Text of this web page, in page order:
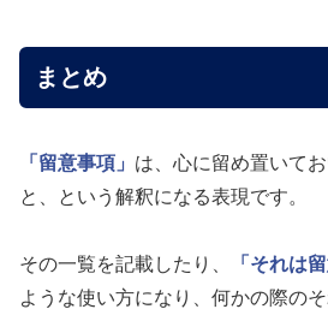
まとめ
「留意事項」 は、心に留め置いて
と、という解釈になる表現です。
その一覧を記載したり、 「それは
ような使い方になり、何かの際の